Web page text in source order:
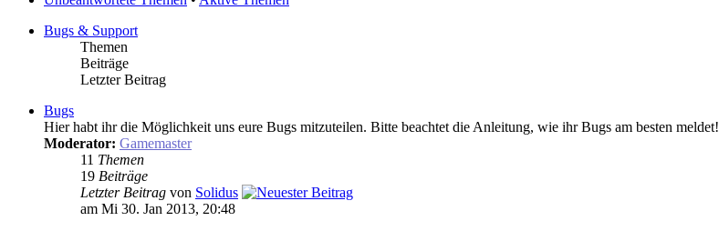
Bugs & Support
Themen
Beiträge
Letzter Beitrag
Bugs
Hier habt ihr die Möglichkeit uns eure Bugs mitzuteilen. Bitte beachtet die Anleitung, wie ihr Bugs am besten meldet!
Moderator: Gamemaster
11 Themen
19 Beiträge
Letzter Beitrag von Solidus
am Mi 30. Jan 2013, 20:48